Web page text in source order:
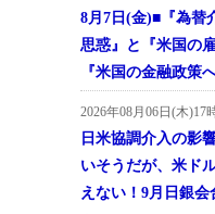
8月7日(金)■『為替
思惑』と『米国の
『米国の金融政策
2026年08月06日(木)17
日米協調介入の影
いそうだが、米ド
えない！9月日銀